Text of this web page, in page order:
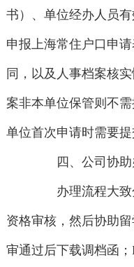
书）、单位经办人员
申报上海常住户口申
同，以及人事档案核
案非本单位保管则不
单位首次申请时需要提
四、公司协助
办理流程大致
资格审核，然后协助
审通过后下载调档函